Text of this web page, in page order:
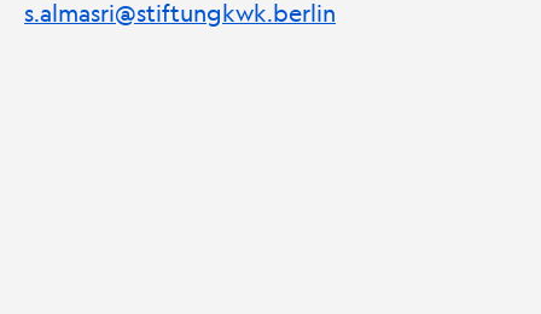
s.almasri@stiftungkwk.berlin